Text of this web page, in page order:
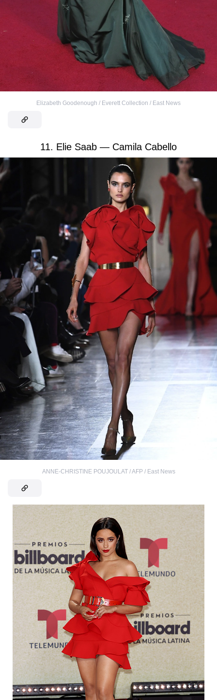
Elizabeth Goodenough / Everett Collection / East News
11. Elie Saab — Camila Cabello
ANNE-CHRISTINE POUJOULAT / AFP / East News